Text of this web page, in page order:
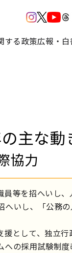
する政策広報・
主な動
協力
を招へいし、
いし、「公務
して、独立行
の採用試験制